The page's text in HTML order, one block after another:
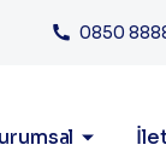
0850